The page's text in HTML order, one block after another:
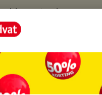
via verkooppartner.